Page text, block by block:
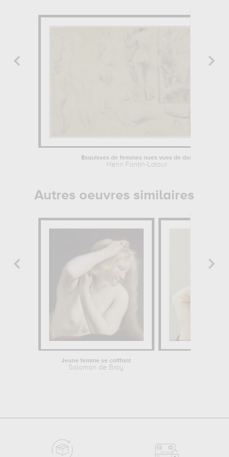
Esquisses de femmes nues vues de dos
Henri Fantin-Latour
Autres oeuvres similaires
Jeune femme se coiffant
Salomon de Bray